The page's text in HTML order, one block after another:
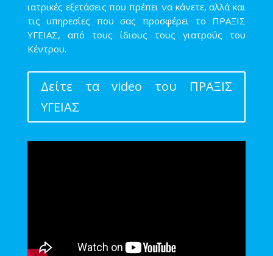
ιατρικές εξετάσεις που πρέπει να κάνετε, αλλά και
τις υπηρεσίες που σας προσφέρει το ΠΡΑΞΙΣ
ΥΓΕΙΑΣ, από τους ίδιους τους γιατρούς του
Κέντρου.
Δείτε τα video του ΠΡΑΞΙΣ
ΥΓΕΙΑΣ